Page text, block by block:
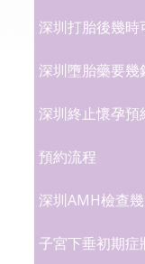
深圳打胎後幾
深圳墮胎藥要
深圳終止懷孕預
預約流程
深圳AMH檢查
子宮下垂初期